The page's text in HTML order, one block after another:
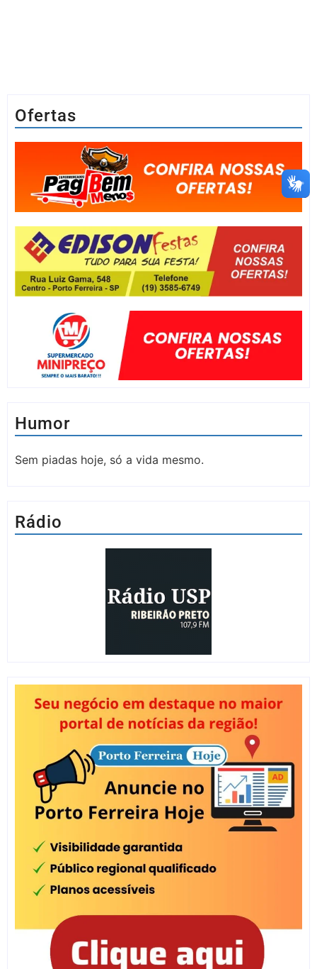
Ofertas
Humor
Sem piadas hoje, só a vida mesmo.
Rádio